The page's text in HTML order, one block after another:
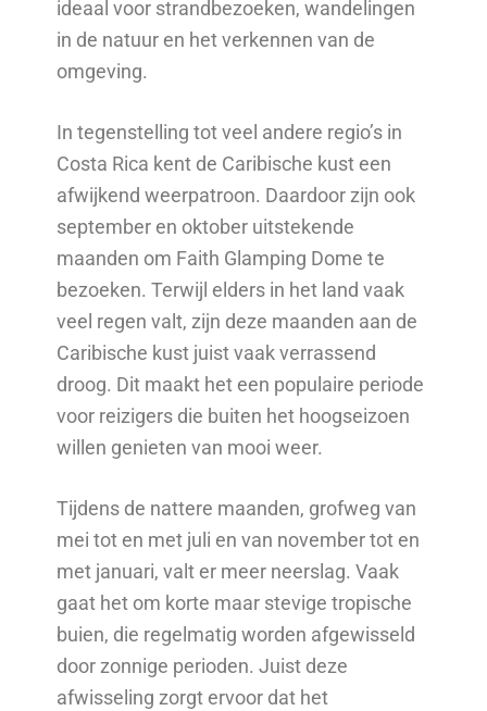
ideaal voor strandbezoeken, wandelingen
in de natuur en het verkennen van de
omgeving.
In tegenstelling tot veel andere regio’s in
Costa Rica kent de Caribische kust een
afwijkend weerpatroon. Daardoor zijn ook
september en oktober uitstekende
maanden om Faith Glamping Dome te
bezoeken. Terwijl elders in het land vaak
veel regen valt, zijn deze maanden aan de
Caribische kust juist vaak verrassend
droog. Dit maakt het een populaire periode
voor reizigers die buiten het hoogseizoen
willen genieten van mooi weer.
Tijdens de nattere maanden, grofweg van
mei tot en met juli en van november tot en
met januari, valt er meer neerslag. Vaak
gaat het om korte maar stevige tropische
buien, die regelmatig worden afgewisseld
door zonnige perioden. Juist deze
afwisseling zorgt ervoor dat het